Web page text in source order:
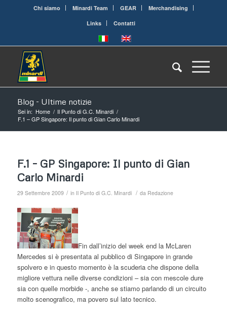
Chi siamo Minardi Team GEAR
Merchandising
Links
Contatti
Blog - Ultime notizie
Sei in: Home / Il Punto di G.C. Minardi /
F.1 – GP Singapore: Il punto di Gian Carlo Minardi
F.1 – GP Singapore: Il punto di Gian
Carlo Minardi
29 Settembre 2009 / in Il Punto di G.C. Minardi / da Redazione
Fin dall’inizio del week end la McLaren
Mercedes si è presentata al pubblico di Singapore in grande
spolvero e in questo momento è la scuderia che dispone della
migliore vettura nelle diverse condizioni – sia con mescole dure
sia con quelle morbide -, anche se stiamo parlando di un circuito
molto scenografico, ma povero sul lato tecnico.